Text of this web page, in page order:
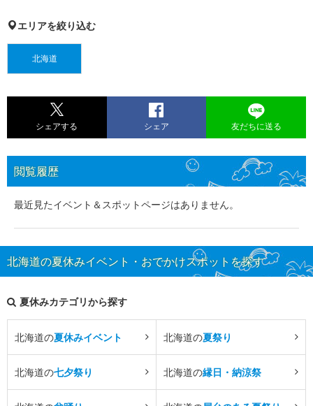
エリアを絞り込む
北海道
シェアする シェア 友だちに送る
閲覧履歴
最近見たイベント＆スポットページはありません。
北海道の夏休みイベント・おでかけスポットを探す
夏休みカテゴリから探す
北海道の夏休みイベント 北海道の夏祭り
北海道の七夕祭り 北海道の縁日・納涼祭